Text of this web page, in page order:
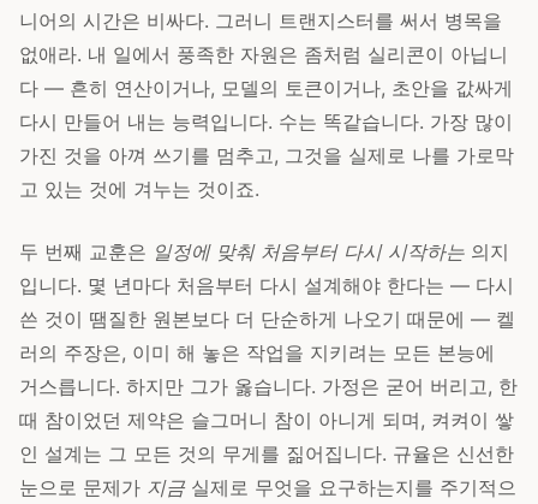
니어의 시간은 비싸다. 그러니 트랜지스터를 써서 병목을
없애라. 내 일에서 풍족한 자원은 좀처럼 실리콘이 아닙니
다 — 흔히 연산이거나, 모델의 토큰이거나, 초안을 값싸게
다시 만들어 내는 능력입니다. 수는 똑같습니다. 가장 많이
가진 것을 아껴 쓰기를 멈추고, 그것을 실제로 나를 가로막
고 있는 것에 겨누는 것이죠.
두 번째 교훈은 일정에 맞춰 처음부터 다시 시작하는 의지
입니다. 몇 년마다 처음부터 다시 설계해야 한다는 — 다시
쓴 것이 땜질한 원본보다 더 단순하게 나오기 때문에 — 켈
러의 주장은, 이미 해 놓은 작업을 지키려는 모든 본능에
거스릅니다. 하지만 그가 옳습니다. 가정은 굳어 버리고, 한
때 참이었던 제약은 슬그머니 참이 아니게 되며, 켜켜이 쌓
인 설계는 그 모든 것의 무게를 짊어집니다. 규율은 신선한
눈으로 문제가 지금실제로 무엇을 요구하는지를 주기적으